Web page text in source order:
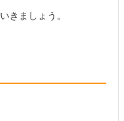
きましょう。